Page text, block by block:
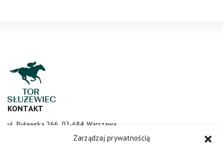
Zarządzaj prywatnością
KONTAKT
ul. Puławska 266, 02-684 Warszawa
sluzewiec@totalizator.pl